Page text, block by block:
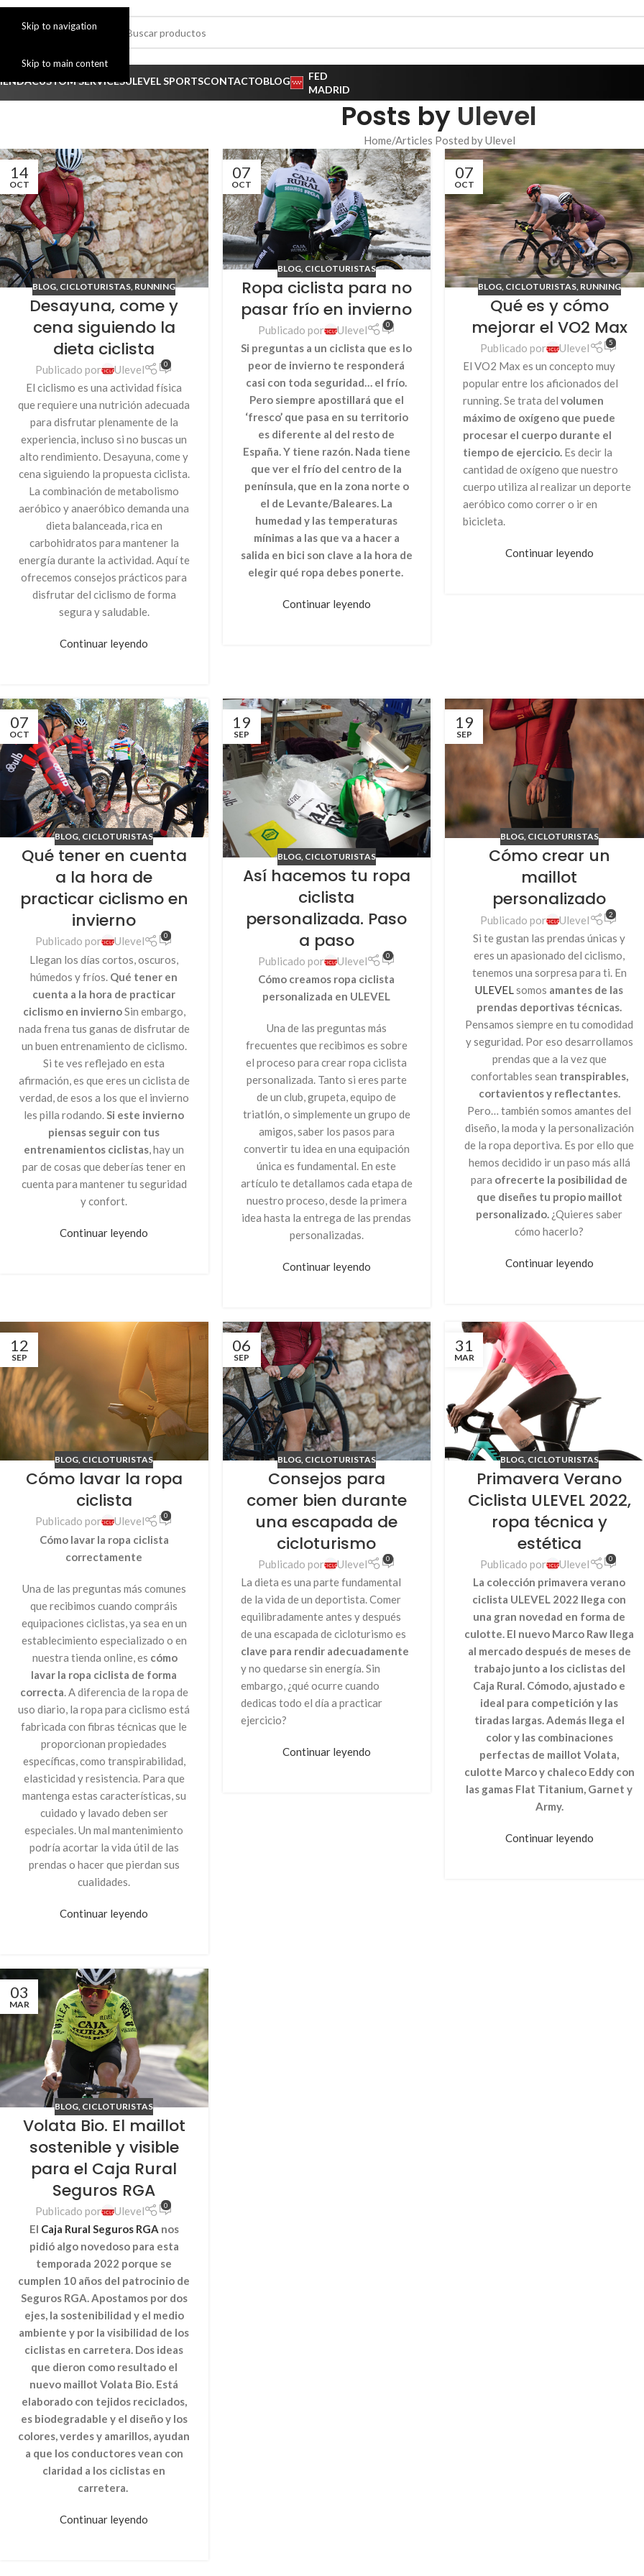
Skip to navigation
Skip to main content
CUSTOM SERVICESULEVEL SPORTSCONTACTOBLOG
FED
MADRID
Posts by Ulevel
Home Articles Posted by Ulevel
14
OCT
BLOG, CICLOTURISTAS, RUNNING
Desayuna, come y
cena siguiendo la
dieta ciclista
Publicado por Ulevel 0
El ciclismo es una actividad física
que requiere una nutrición adecuada
para disfrutar plenamente de la
experiencia, incluso si no buscas un
alto rendimiento. Desayuna, come y
cena siguiendo la propuesta ciclista.
La combinación de metabolismo
aeróbico y anaeróbico demanda una
dieta balanceada, rica en
carbohidratos para mantener la
energía durante la actividad. Aquí te
ofrecemos consejos prácticos para
disfrutar del ciclismo de forma
segura y saludable.
Continuar leyendo
07
OCT
BLOG, CICLOTURISTAS
Ropa ciclista para no
pasar frío en invierno
Publicado por Ulevel 0
Si preguntas a un ciclista que es lo
peor de invierno te responderá
casi con toda seguridad… el frío.
Pero siempre apostillará que el
‘fresco’ que pasa en su territorio
es diferente al del resto de
España. Y tiene razón. Nada tiene
que ver el frío del centro de la
península, que en la zona norte o
el de Levante/Baleares. La
humedad y las temperaturas
mínimas a las que va a hacer a
salida en bici son clave a la hora de
elegir qué ropa debes ponerte.
Continuar leyendo
07
OCT
BLOG, CICLOTURISTAS, RUNNING
Qué es y cómo
mejorar el VO2 Max
Publicado por Ulevel 5
El VO2 Max es un concepto muy
popular entre los aficionados del
running. Se trata delvolumen
máximo de oxígeno que puede
procesar el cuerpo durante el
tiempo de ejercicio. Es decir la
cantidad de oxígeno que nuestro
cuerpo utiliza al realizar un deporte
aeróbico como correr o ir en
bicicleta.
Continuar leyendo
07
OCT
BLOG, CICLOTURISTAS
Qué tener en cuenta
a la hora de
practicar ciclismo en
invierno
Publicado por Ulevel 0
Llegan los días cortos, oscuros,
húmedos y fríos. Qué tener en
cuenta a la hora de practicar
ciclismo en inviernoSin embargo,
nada frena tus ganas de disfrutar de
un buen entrenamiento de ciclismo.
Si te ves reflejado en esta
afirmación, es que eres un ciclista de
verdad, de esos a los que el invierno
les pilla rodando.Si este invierno
piensas seguir con tus
entrenamientos ciclistas, hay un
par de cosas que deberías tener en
cuenta para mantener tu seguridad
y confort.
Continuar leyendo
19
SEP
BLOG, CICLOTURISTAS
Así hacemos tu ropa
ciclista
personalizada. Paso
a paso
Publicado por Ulevel 0
Cómo creamos ropa ciclista
personalizada en ULEVEL
Una de las preguntas más
frecuentes que recibimos es sobre
el proceso para crear ropa ciclista
personalizada. Tanto si eres parte
de un club, grupeta, equipo de
triatlón, o simplemente un grupo de
amigos, saber los pasos para
convertir tu idea en una equipación
única es fundamental. En este
artículo te detallamos cada etapa de
nuestro proceso, desde la primera
idea hasta la entrega de las prendas
personalizadas.
Continuar leyendo
19
SEP
BLOG, CICLOTURISTAS
Cómo crear un
maillot
personalizado
Publicado por Ulevel 2
Si te gustan las prendas únicas y
eres un apasionado del ciclismo,
tenemos una sorpresa para ti. En
ULEVELsomos amantes de las
prendas deportivas técnicas.
Pensamos siempre en tu comodidad
y seguridad. Por eso desarrollamos
prendas que a la vez que
confortables sean transpirables,
cortavientos y reflectantes.
Pero… también somos amantes del
diseño, la moda y la personalización
de la ropa deportiva. Es por ello que
hemos decidido ir un paso más allá
para ofrecerte la posibilidad de
que diseñes tu propio maillot
personalizado. ¿Quieres saber
cómo hacerlo?
Continuar leyendo
12
SEP
BLOG, CICLOTURISTAS
Cómo lavar la ropa
ciclista
Publicado por Ulevel 0
Cómo lavar la ropa ciclista
correctamente
Una de las preguntas más comunes
que recibimos cuando compráis
equipaciones ciclistas, ya sea en un
establecimiento especializado o en
nuestra tienda online, es cómo
lavar la ropa ciclista de forma
correcta . A diferencia de la ropa de
uso diario, la ropa para ciclismo está
fabricada con fibras técnicas que le
proporcionan propiedades
específicas, como transpirabilidad,
elasticidad y resistencia. Para que
mantenga estas características, su
cuidado y lavado deben ser
especiales. Un mal mantenimiento
podría acortar la vida útil de las
prendas o hacer que pierdan sus
cualidades.
Continuar leyendo
06
SEP
BLOG, CICLOTURISTAS
Consejos para
comer bien durante
una escapada de
cicloturismo
Publicado por Ulevel 0
La dieta es una parte fundamental
de la vida de un deportista. Comer
equilibradamente antes y después
de una escapada de cicloturismo es
clave para rendir adecuadamente
y no quedarse sin energía. Sin
embargo, ¿qué ocurre cuando
dedicas todo el día a practicar
ejercicio?
Continuar leyendo
31
MAR
BLOG, CICLOTURISTAS
Primavera Verano
Ciclista ULEVEL 2022,
ropa técnica y
estética
Publicado por Ulevel 0
La colección primavera verano
ciclista ULEVEL 2022 llega con
una gran novedad en forma de
culotte. El nuevo Marco Raw llega
al mercado después de meses de
trabajo junto a los ciclistas del
Caja Rural. Cómodo, ajustado e
ideal para competición y las
tiradas largas. Además llega el
color y las combinaciones
perfectas de maillot Volata,
culotte Marco y chaleco Eddy con
las gamas Flat Titanium, Garnet y
Army.
Continuar leyendo
03
MAR
BLOG CICLOTURISTAS
Volata Bio. El maillot
sostenible y visible
para el Caja Rural
Seguros RGA
Publicado por Ulevel 0
El Caja Rural Seguros RGA nos
pidió algo novedoso para esta
temporada 2022 porque se
cumplen 10 años del patrocinio de
Seguros RGA. Apostamos por dos
ejes, la sostenibilidad y el medio
ambiente y por la visibilidad de los
ciclistas en carretera. Dos ideas
que dieron como resultado el
nuevo maillot Volata Bio. Está
elaborado con tejidos reciclados,
es biodegradable y el diseño y los
colores, verdes y amarillos, ayudan
a que los conductores vean con
claridad a los ciclistas en
carretera.
Continuar leyendo